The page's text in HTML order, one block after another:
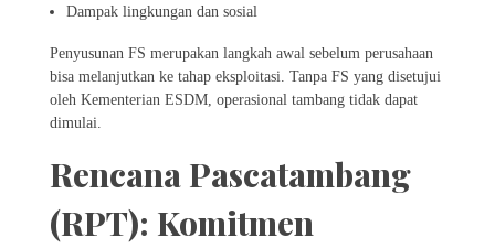
Dampak lingkungan dan sosial
Penyusunan FS merupakan langkah awal sebelum perusahaan
bisa melanjutkan ke tahap eksploitasi. Tanpa FS yang disetujui
oleh Kementerian ESDM, operasional tambang tidak dapat
dimulai.
Rencana Pascatambang
(RPT): Komitmen